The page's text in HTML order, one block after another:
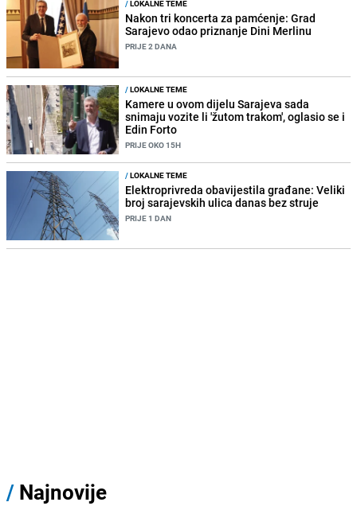
/LOKALNE TEME
Nakon tri koncerta za pamćenje: Grad
Sarajevo odao priznanje Dini Merlinu
PRIJE 2 DANA
/LOKALNE TEME
Kamere u ovom dijelu Sarajeva sada
snimaju vozite li 'žutom trakom', oglasio se i
Edin Forto
PRIJE OKO 15H
/LOKALNE TEME
Elektroprivreda obavijestila građane: Veliki
broj sarajevskih ulica danas bez struje
PRIJE 1 DAN
/ Najnovije